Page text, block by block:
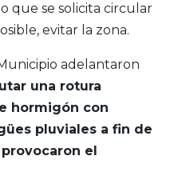
que se solicita circular
evitar la zona.
adelantaron
una rotura
hormigón con
pluviales a fin de
el